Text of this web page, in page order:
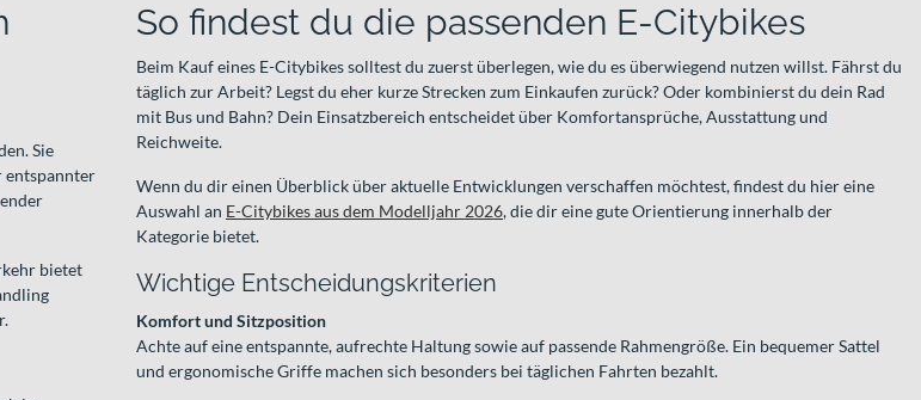
Sie
entspannter
bietet
So findest du die passenden E-Citybikes
Beim Kauf eines E-Citybikes solltest du zuerst überlegen, wie du es überwiegend nutzen willst. Fährst du
täglich zur Arbeit? Legst du eher kurze Strecken zum Einkaufen zurück? Oder kombinierst du dein Rad
mit Bus und Bahn? Dein Einsatzbereich entscheidet über Komfortansprüche, Ausstattung und
Reichweite.
Wenn du dir einen Überblick über aktuelle Entwicklungen verschaffen möchtest, findest du hier eine
Auswahl an E-Citybikes aus dem Modelljahr 2026, die dir eine gute Orientierung innerhalb der
Kategorie bietet.
Wichtige Entscheidungskriterien
Komfort und Sitzposition
Achte auf eine entspannte, aufrechte Haltung sowie auf passende Rahmengröße. Ein bequemer Sattel
und ergonomische Griffe machen sich besonders bei täglichen Fahrten bezahlt.